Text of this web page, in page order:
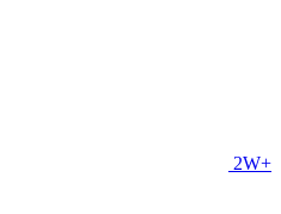
2W+